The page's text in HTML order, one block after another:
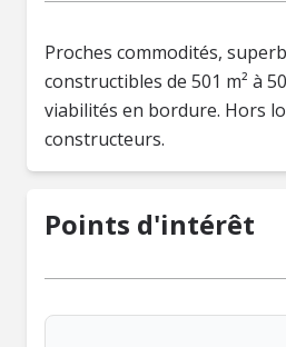
Proches commodités,
constructibles de 501 m² à
viabilités en bordure. Hors
constructeurs.
Points d'intérêt